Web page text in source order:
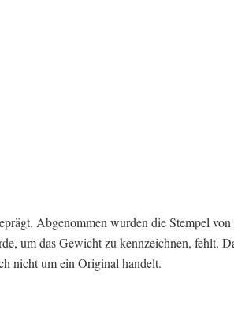
Abgenommen wurden die Stempel von
um das Gewicht zu kennzeichnen, fehlt.
nicht um ein Original handelt.